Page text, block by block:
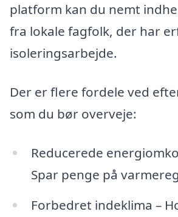
platform kan du nemt
fra lokale fagfolk, der har
isoleringsarbejde.
Der er flere fordele ved
som du bør overveje:
Reducerede
Spar penge på
Forbedret indeklima –